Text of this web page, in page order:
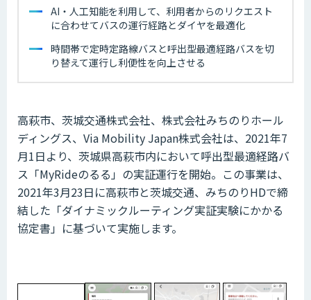
AI・人工知能を利用して、利用者からのリクエスト
に合わせてバスの運行経路とダイヤを最適化
時間帯で定時定路線バスと呼出型最適経路バスを切
り替えて運行し利便性を向上させる
高萩市、茨城交通株式会社、株式会社みちのりホール
ディングス、Via Mobility Japan株式会社は、2021年7
月1日より、茨城県高萩市内において呼出型最適経路バ
ス「MyRideのるる」の実証運行を開始。この事業は、
2021年3月23日に高萩市と茨城交通、みちのりHDで締
結した「ダイナミックルーティング実証実験にかかる
協定書」に基づいて実施します。